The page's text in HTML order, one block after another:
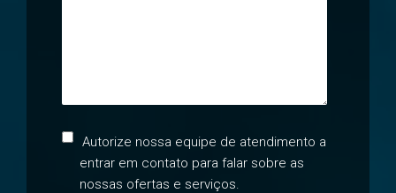
Autorize nossa equipe de atendimento a
entrar em contato para falar sobre as
nossas ofertas e serviços.